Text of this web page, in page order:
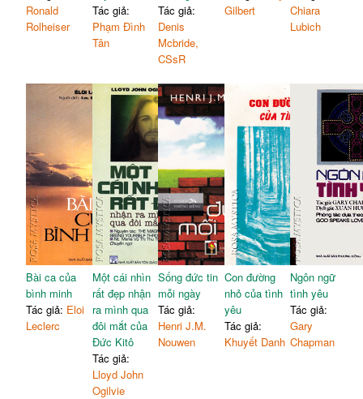
TIẾP DÒNG TÂM SỰ
Ronald
Rolheiser
Tác giả:
Phạm Đình
Tân
Tác giả:
Denis
Mcbride,
CSsR
Gilbert
Chiara
Lubich
Bài ca của
bình minh
Tác giả: Eloi
Leclerc
Một cái nhìn
rất đẹp nhận
ra mình qua
đôi mắt của
Đức Kitô
Tác giả:
Lloyd John
Ogilvie
Sống đức tin
mỗi ngày
Tác giả:
Henri J.M.
Nouwen
Con đường
nhỏ của tình
yêu
Tác giả:
Khuyết Danh
Ngôn ngữ
tình yêu
Tác giả:
Gary
Chapman